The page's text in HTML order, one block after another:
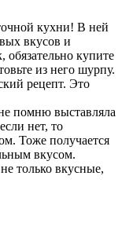
кухни! В ней
вкусов и
купите
из него шурпу.
рецепт. Это
помню выставляла
нет, то
Тоже получается
вкусом.
только вкусные,